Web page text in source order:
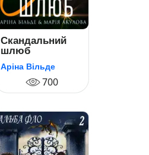
Скандальний
шлюб
Аріна Вільде
700